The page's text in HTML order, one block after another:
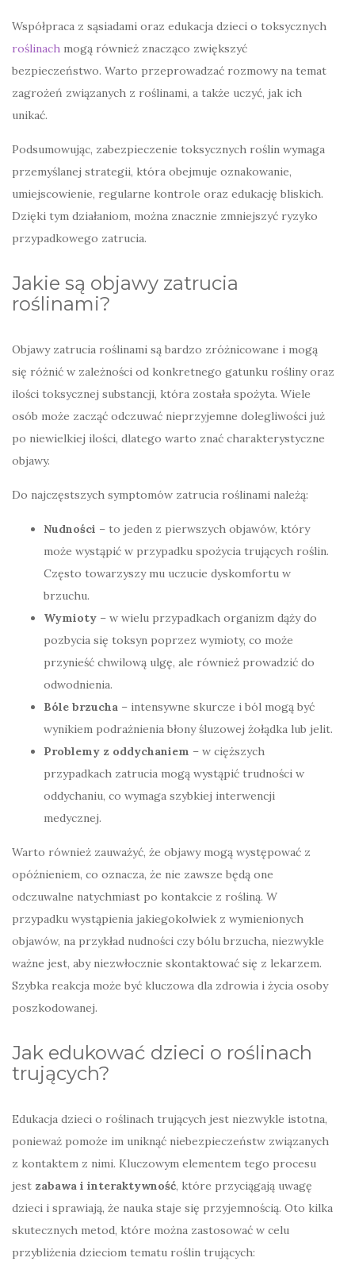
Współpraca z sąsiadami oraz edukacja dzieci o toksycznych
roślinach mogą również znacząco zwiększyć
bezpieczeństwo. Warto przeprowadzać rozmowy na temat
zagrożeń związanych z roślinami, a także uczyć, jak ich
unikać.
Podsumowując, zabezpieczenie toksycznych roślin wymaga
przemyślanej strategii, która obejmuje oznakowanie,
umiejscowienie, regularne kontrole oraz edukację bliskich.
Dzięki tym działaniom, można znacznie zmniejszyć ryzyko
przypadkowego zatrucia.
Jakie są objawy zatrucia
roślinami?
Objawy zatrucia roślinami są bardzo zróżnicowane i mogą
się różnić w zależności od konkretnego gatunku rośliny oraz
ilości toksycznej substancji, która została spożyta. Wiele
osób może zacząć odczuwać nieprzyjemne dolegliwości już
po niewielkiej ilości, dlatego warto znać charakterystyczne
objawy.
Do najczęstszych symptomów zatrucia roślinami należą:
Nudności – to jeden z pierwszych objawów, który
może wystąpić w przypadku spożycia trujących roślin.
Często towarzyszy mu uczucie dyskomfortu w
brzuchu.
Wymioty – w wielu przypadkach organizm dąży do
pozbycia się toksyn poprzez wymioty, co może
przynieść chwilową ulgę, ale również prowadzić do
odwodnienia.
Bóle brzucha – intensywne skurcze i ból mogą być
wynikiem podrażnienia błony śluzowej żołądka lub jelit.
Problemy z oddychaniem – w cięższych
przypadkach zatrucia mogą wystąpić trudności w
oddychaniu, co wymaga szybkiej interwencji
medycznej.
Warto również zauważyć, że objawy mogą występować z
opóźnieniem, co oznacza, że nie zawsze będą one
odczuwalne natychmiast po kontakcie z rośliną. W
przypadku wystąpienia jakiegokolwiek z wymienionych
objawów, na przykład nudności czy bólu brzucha, niezwykle
ważne jest, aby niezwłocznie skontaktować się z lekarzem.
Szybka reakcja może być kluczowa dla zdrowia i życia osoby
poszkodowanej.
Jak edukować dzieci o roślinach
trujących?
Edukacja dzieci o roślinach trujących jest niezwykle istotna,
ponieważ pomoże im uniknąć niebezpieczeństw związanych
z kontaktem z nimi. Kluczowym elementem tego procesu
jest zabawa i interaktywność, które przyciągają uwagę
dzieci i sprawiają, że nauka staje się przyjemnością. Oto kilka
skutecznych metod, które można zastosować w celu
przybliżenia dzieciom tematu roślin trujących: